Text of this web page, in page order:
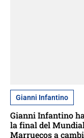
Gianni Infantino
Gianni Infantino
la final del
Marruecos a